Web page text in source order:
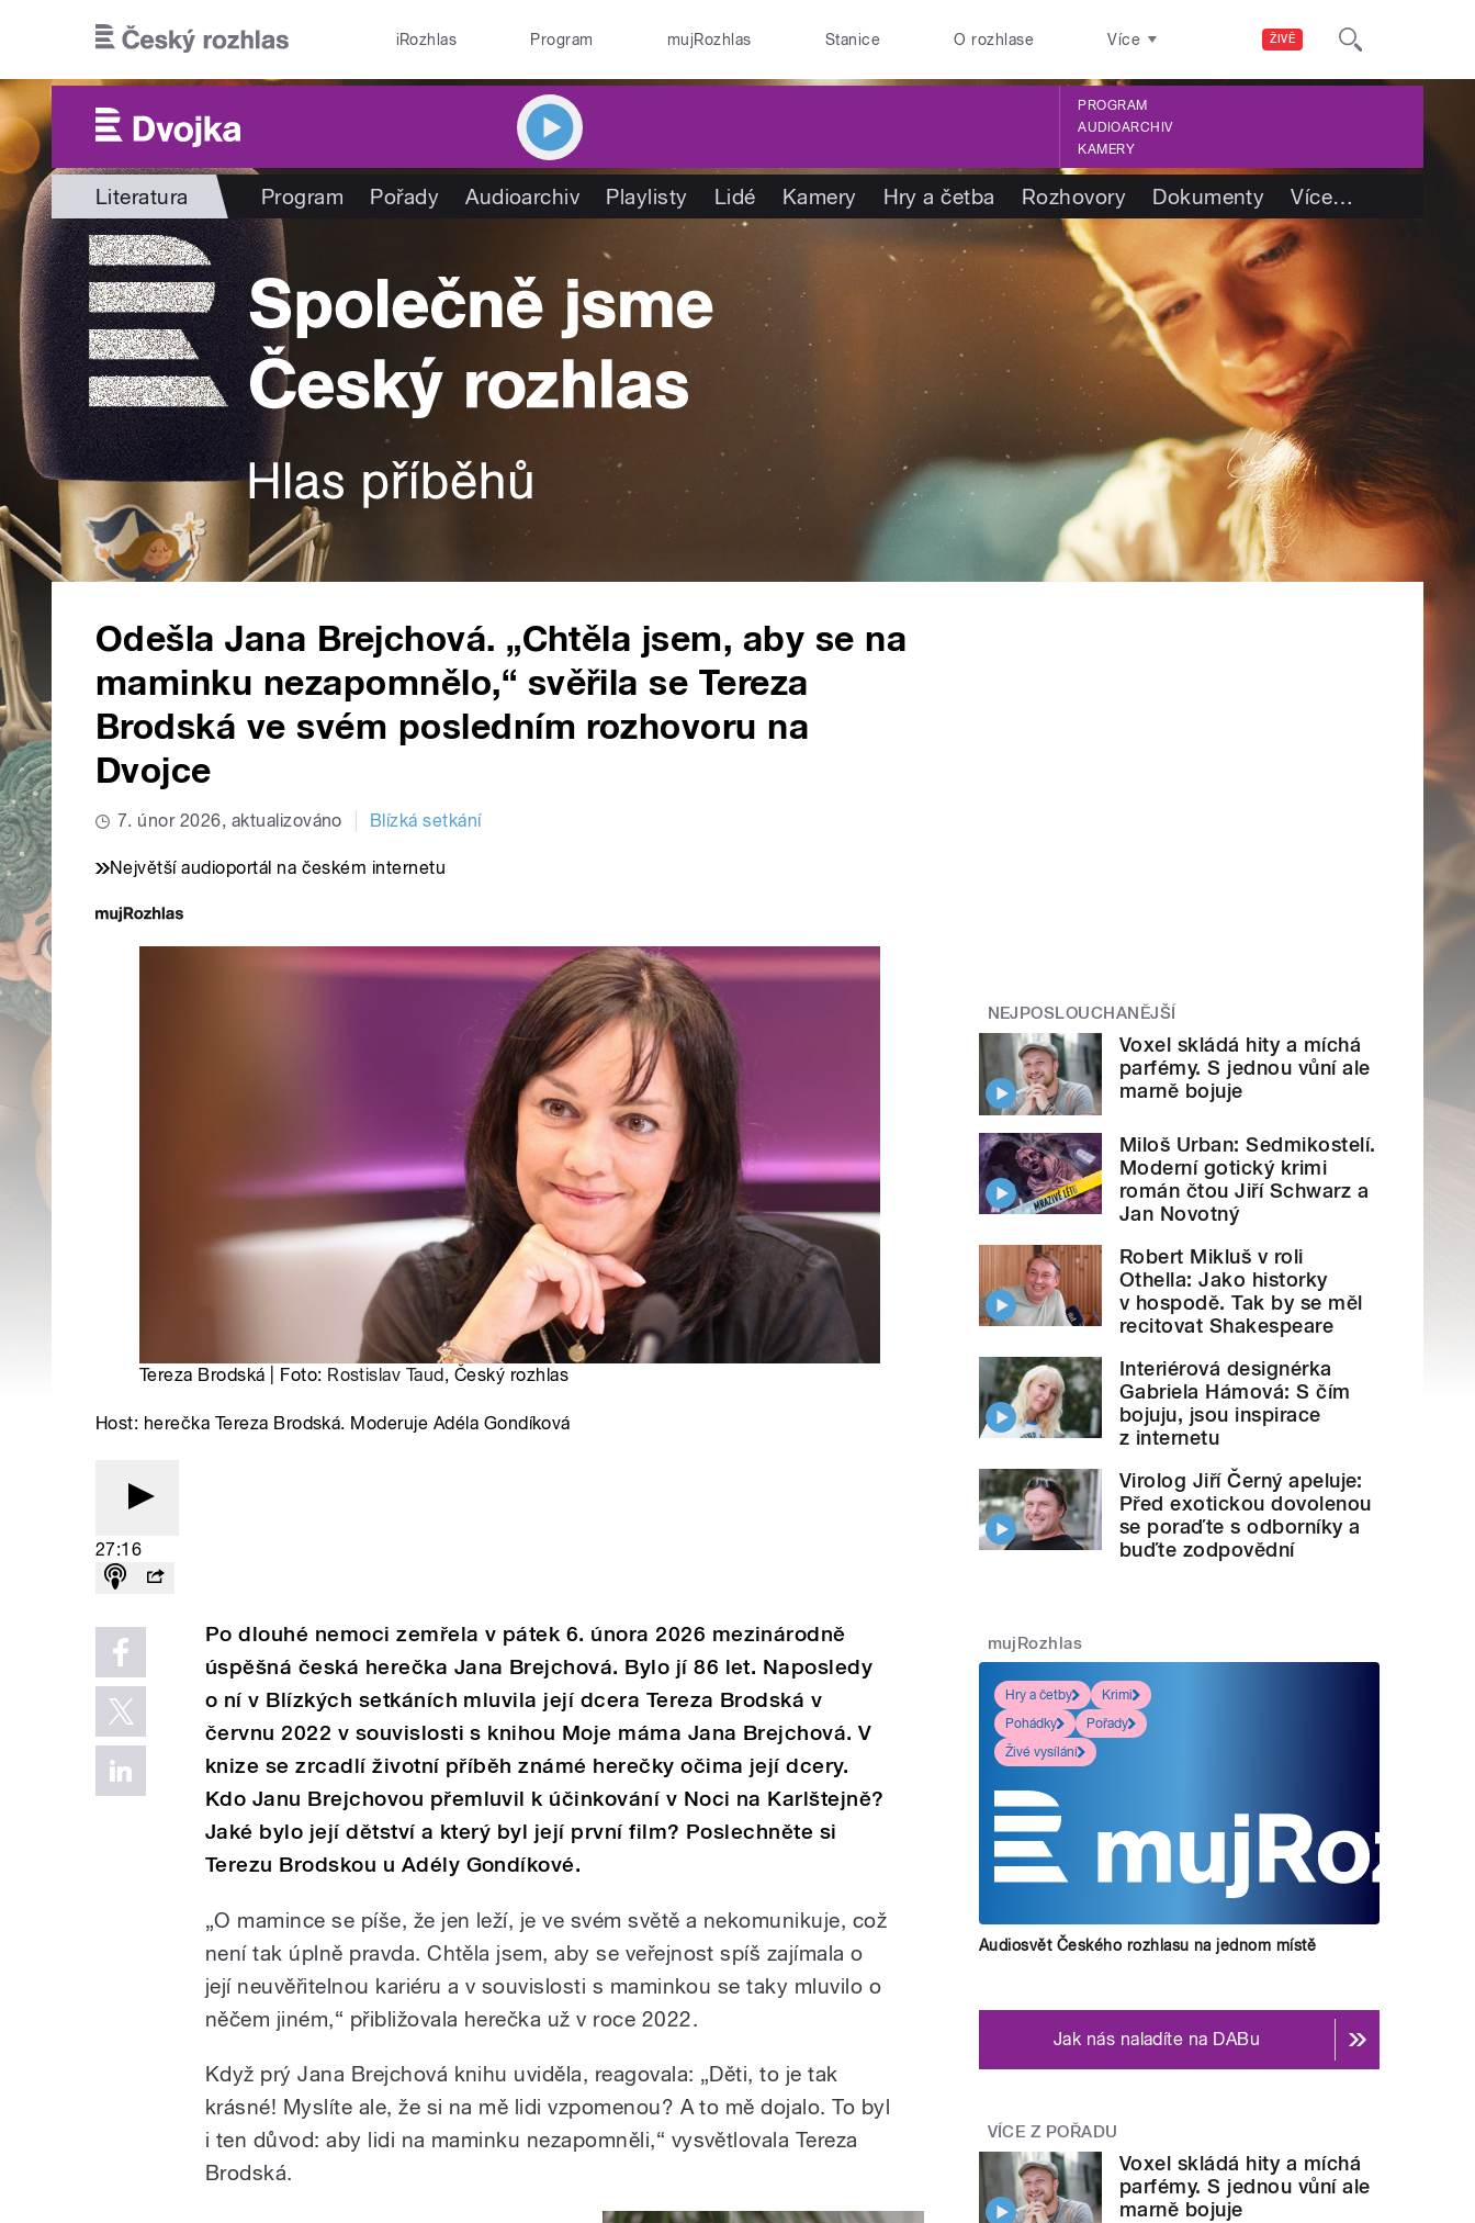
ŽIVĚ
iRozhlas Program mujRozhlas Stanice O rozhlase Více
PROGRAM
AUDIOARCHIV
KAMERY
Literatura Program Pořady Audioarchiv Playlisty Lidé Kamery Hry a četba Rozhovory Dokumenty Více…
Odešla Jana Brejchová. „Chtěla jsem, aby se na
maminku nezapomnělo,“ svěřila se Tereza
Brodská ve svém posledním rozhovoru na
Dvojce
7. únor 2026, aktualizováno Blízká setkání
Největší audioportál na českém internetu
Tereza Brodská | Foto: Rostislav Taud, Český rozhlas
Host: herečka Tereza Brodská. Moderuje Adéla Gondíková
27:16
Po dlouhé nemoci zemřela v pátek 6. února 2026 mezinárodně
úspěšná česká herečka Jana Brejchová. Bylo jí 86 let. Naposledy
o ní v Blízkých setkáních mluvila její dcera Tereza Brodská v
červnu 2022 v souvislosti s knihou Moje máma Jana Brejchová. V
knize se zrcadlí životní příběh známé herečky očima její dcery.
Kdo Janu Brejchovou přemluvil k účinkování v Noci na Karlštejně?
Jaké bylo její dětství a který byl její první film? Poslechněte si
Terezu Brodskou u Adély Gondíkové.
„O mamince se píše, že jen leží, je ve svém světě a nekomunikuje, což
není tak úplně pravda. Chtěla jsem, aby se veřejnost spíš zajímala o
její neuvěřitelnou kariéru a v souvislosti s maminkou se taky mluvilo o
něčem jiném,“ přibližovala herečka už v roce 2022.
Když prý Jana Brejchová knihu uviděla, reagovala: „Děti, to je tak
krásné! Myslíte ale, že si na mě lidi vzpomenou? A to mě dojalo. To byl
i ten důvod: aby lidi na maminku nezapomněli,“ vysvětlovala Tereza
Brodská.
NEJPOSLOUCHANĚJŠÍ
Voxel skládá hity a míchá
parfémy. S jednou vůní ale
marně bojuje
Miloš Urban: Sedmikostelí.
Moderní gotický krimi
román čtou Jiří Schwarz a
Jan Novotný
Robert Mikluš v roli
Othella: Jako historky
v hospodě. Tak by se měl
recitovat Shakespeare
Interiérová designérka
Gabriela Hámová: S čím
bojuju, jsou inspirace
z internetu
Virolog Jiří Černý apeluje:
Před exotickou dovolenou
se poraďte s odborníky a
buďte zodpovědní
mujRozhlas
Hry a četby
Krimi
Pohádky
Pořady
Živé vysílání
Audiosvět Českého rozhlasu na jednom místě
Jak nás naladíte na DABu
VÍCE Z POŘADU
Voxel skládá hity a míchá
parfémy. S jednou vůní ale
marně bojuje